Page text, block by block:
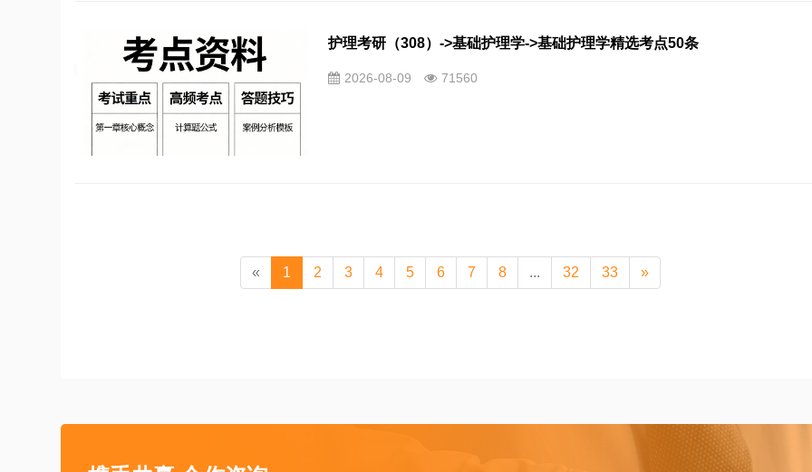
护理考研（308）->基础护理学->基础护理学精选考点50条
2026-08-09 71560
« 1 2 3 4 5 6 7 8 ... 32 33 »